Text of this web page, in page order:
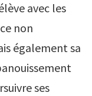
avec les
non
également sa
ses